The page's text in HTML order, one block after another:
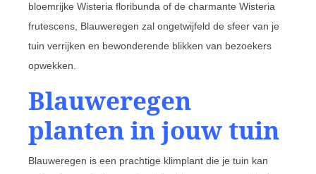
bloemrijke Wisteria floribunda of de charmante Wisteria
frutescens, Blauweregen zal ongetwijfeld de sfeer van je
tuin verrijken en bewonderende blikken van bezoekers
opwekken.
Blauweregen
planten in jouw tuin
Blauweregen is een prachtige klimplant die je tuin kan